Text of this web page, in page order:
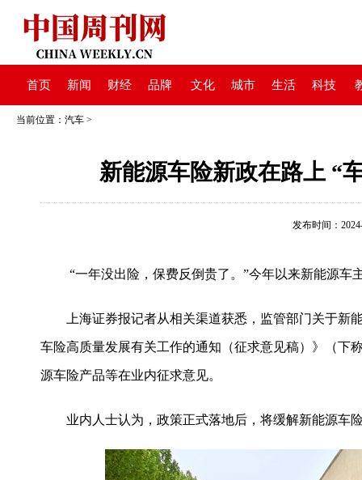
首页 新闻 财经 品牌 文化 城市 生活 科技
当前位置： 汽车 >
新能源车险新政在路上 “
发布时间：
“一年没出险，保费反倒贵了。”今年以来新能源车
上海证券报记者从相关渠道获悉，监管部门关于新
车险高质量发展有关工作的通知（征求意见稿）》（下
源车险产品等在业内征求意见。
业内人士认为，政策正式落地后，将缓解新能源车